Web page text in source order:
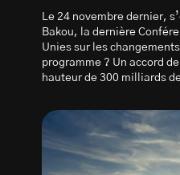
Le 24 novembre dernier,
Bakou, la dernière
Unies sur les
programme ? Un accord
hauteur de 300 milliards